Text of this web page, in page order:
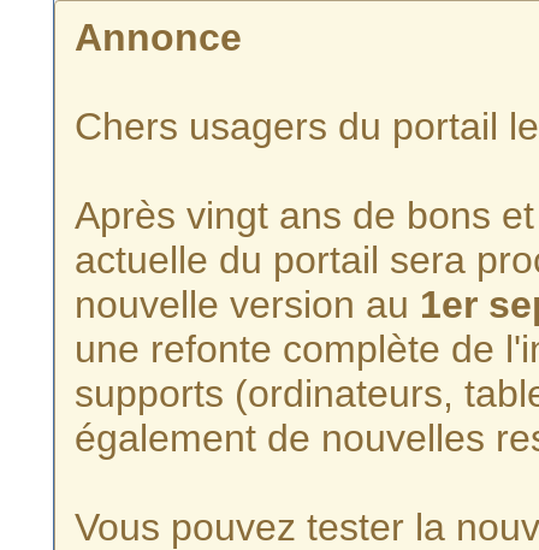
Annonce
Chers usagers du portail
Après vingt ans de bons
actuelle du portail sera
nouvelle version au 1er
une refonte complète de
supports (ordinateurs,
également de nouvelles
Vous pouvez tester la